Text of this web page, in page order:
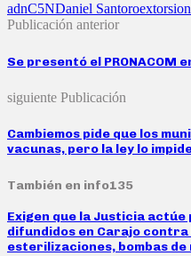
adnC5NDaniel Santoroextorsion
Publicación anterior
Se presentó el PRONACOM
siguiente Publicación
Cambiemos pide que los
vacunas, pero la ley lo
También en info135
Exigen que la Justicia actúe
difundidos en Carajo
esterilizaciones, bombas de